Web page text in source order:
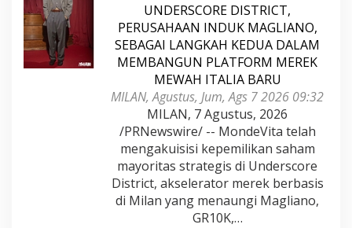
UNDERSCORE DISTRICT,
PERUSAHAAN INDUK MAGLIANO,
SEBAGAI LANGKAH KEDUA DALAM
MEMBANGUN PLATFORM MEREK
MEWAH ITALIA BARU
MILAN, Agustus, Jum, Ags 7 2026 09:32
MILAN, 7 Agustus, 2026
/PRNewswire/ -- MondeVita telah
mengakuisisi kepemilikan saham
mayoritas strategis di Underscore
District, akselerator merek berbasis
di Milan yang menaungi Magliano,
GR10K,…